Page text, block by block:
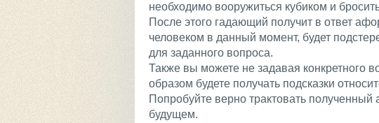
необходимо вооружиться кубиком и
После этого гадающий получит в ответ
человеком в данный момент, будет
для заданного вопроса.
Также вы можете не задавая конкретного
образом будете получать подсказки
Попробуйте верно трактовать полученный
будущем.